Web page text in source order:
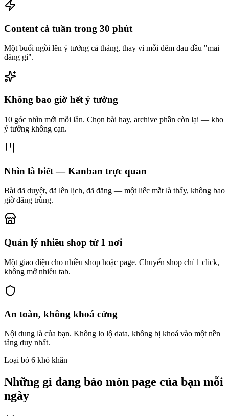
Content cả tuần trong 30 phút
Một buổi ngồi lên ý tưởng cả tháng, thay vì mỗi đêm đau đầu "mai
đăng gì".
Không bao giờ hết ý tưởng
10 góc nhìn mới mỗi lần. Chọn bài hay, archive phần còn lại — kho
ý tưởng không cạn.
Nhìn là biết — Kanban trực quan
Bài đã duyệt, đã lên lịch, đã đăng — một liếc mắt là thấy, không bao
giờ đăng trùng.
Quản lý nhiều shop từ 1 nơi
Một giao diện cho nhiều shop hoặc page. Chuyển shop chỉ 1 click,
không mở nhiều tab.
An toàn, không khoá cứng
Nội dung là của bạn. Không lo lộ data, không bị khoá vào một nền
tảng duy nhất.
Loại bỏ 6 khó khăn
Những gì đang bào mòn page của bạn mỗi
ngày